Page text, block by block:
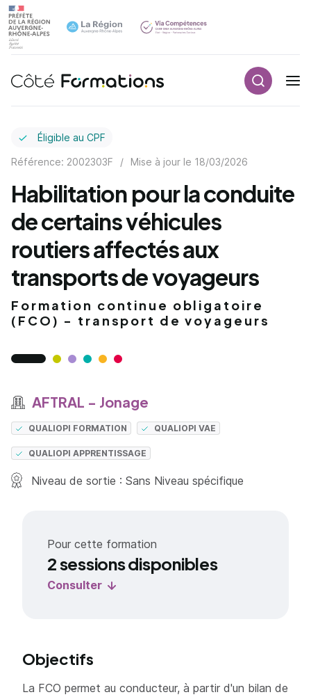
Navigation principale
Éligible au CPF
Référence: 2002303F / Mise à jour le 18/03/2026
Habilitation pour la conduite
de certains véhicules
routiers affectés aux
transports de voyageurs
Formation continue obligatoire
(FCO) - transport de voyageurs
AFTRAL - Jonage
QUALIOPI FORMATION QUALIOPI VAE
QUALIOPI APPRENTISSAGE
Niveau de sortie : Sans Niveau spécifique
Pour cette formation
2 sessions disponibles
Consulter
Objectifs
La FCO permet au conducteur, à partir d'un bilan de